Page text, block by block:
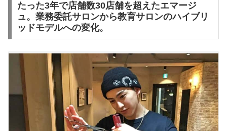
たった3年で店舗数30店舗を超えたエマージ
ュ。業務委託サロンから教育サロンのハイブリ
ッドモデルへの変化。